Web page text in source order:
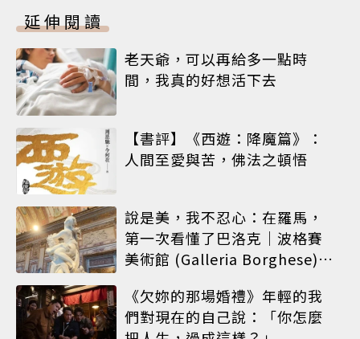
延伸閱讀
老天爺，可以再給多一點時
間，我真的好想活下去
【書評】《西遊：降魔篇》：
人間至愛與苦，佛法之頓悟
說是美，我不忍心：在羅馬，
第一次看懂了巴洛克｜波格賽
美術館 (Galleria Borghese)｜
《欠妳的那場婚禮》年輕的我
們對現在的自己說：「你怎麼